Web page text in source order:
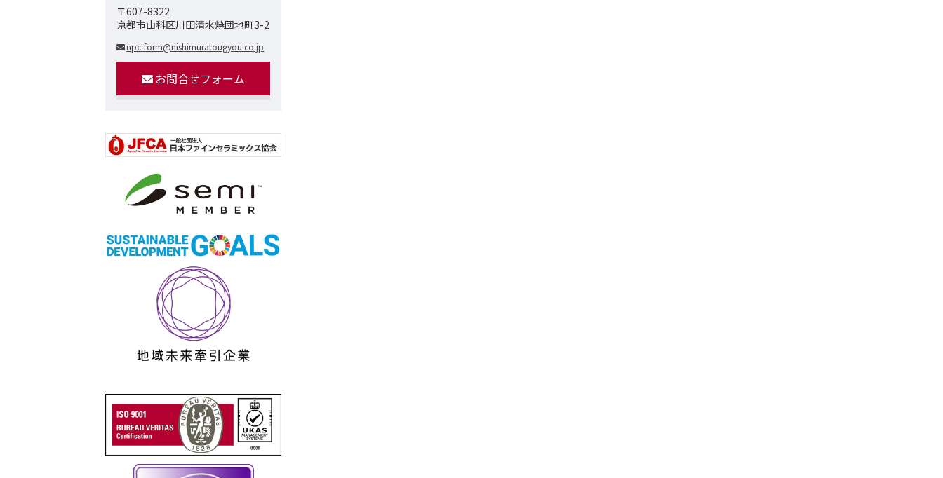
〒607-8322
京都市山科区川田清水焼団地町3-2
npc-form@nishimuratougyou.co.jp
お問合せフォーム